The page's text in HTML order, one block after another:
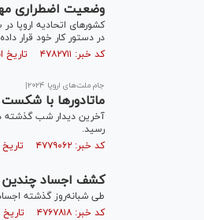
وضعیت اضطراری
کشور‌های اتحادیه اروپا
در دستور کار خود قرار
کد خبر: ۴۷۸۲۷۱۱ تاریخ انتشار : ۱۴۰۳/۰۴/۲۰
جام ملت‌های اروپا ۲۰۲۴|
ماتادورها با
آخرین دیدار شب گذشته در
رسید.
کد خبر: ۴۷۷۹۰۶۲ تاریخ انتشار : ۱۴۰۳/۰۴/۰۱
کشف اجساد چندین
طی شبانه‌روز گذشته
کد خبر: ۴۷۶۷۸۱۸ تاریخ انتشار : ۱۴۰۳/۰۱/۲۵